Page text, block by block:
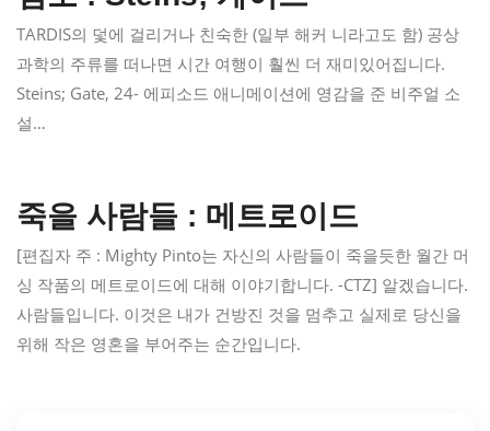
TARDIS의 덫에 걸리거나 친숙한 (일부 해커 니라고도 함) 공상
과학의 주류를 떠나면 시간 여행이 훨씬 더 재미있어집니다.
Steins; Gate, 24- 에피소드 애니메이션에 영감을 준 비주얼 소
설…
죽을 사람들 : 메트로이드
[편집자 주 : Mighty Pinto는 자신의 사람들이 죽을듯한 월간 머
싱 작품의 메트로이드에 대해 이야기합니다. -CTZ] 알겠습니다.
사람들입니다. 이것은 내가 건방진 것을 멈추고 실제로 당신을
위해 작은 영혼을 부어주는 순간입니다.